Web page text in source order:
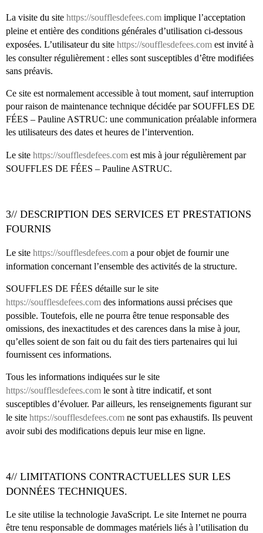
La visite du site https://soufflesdefees.com implique l’acceptation
pleine et entière des conditions générales d’utilisation ci-dessous
exposées. L’utilisateur du site https://soufflesdefees.com est invité à
les consulter régulièrement : elles sont susceptibles d’être modifiées
sans préavis.
Ce site est normalement accessible à tout moment, sauf interruption
pour raison de maintenance technique décidée par SOUFFLES DE
FÉES – Pauline ASTRUC: une communication préalable informera
les utilisateurs des dates et heures de l’intervention.
Le site https://soufflesdefees.com est mis à jour régulièrement par
SOUFFLES DE FÉES – Pauline ASTRUC.
3// DESCRIPTION DES SERVICES ET PRESTATIONS
FOURNIS
Le site https://soufflesdefees.com a pour objet de fournir une
information concernant l’ensemble des activités de la structure.
SOUFFLES DE FÉES détaille sur le site
https://soufflesdefees.com des informations aussi précises que
possible. Toutefois, elle ne pourra être tenue responsable des
omissions, des inexactitudes et des carences dans la mise à jour,
qu’elles soient de son fait ou du fait des tiers partenaires qui lui
fournissent ces informations.
Tous les informations indiquées sur le site
https://soufflesdefees.com le sont à titre indicatif, et sont
susceptibles d’évoluer. Par ailleurs, les renseignements figurant sur
le site https://soufflesdefees.com ne sont pas exhaustifs. Ils peuvent
avoir subi des modifications depuis leur mise en ligne.
4// LIMITATIONS CONTRACTUELLES SUR LES
DONNÉES TECHNIQUES.
Le site utilise la technologie JavaScript. Le site Internet ne pourra
être tenu responsable de dommages matériels liés à l’utilisation du